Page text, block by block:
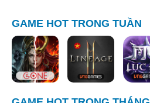
GAME HOT TRONG TUẦN